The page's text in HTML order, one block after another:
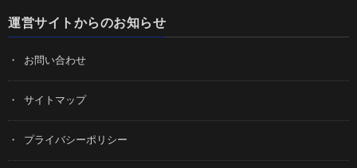
運営サイトからのお知らせ
お問い合わせ
サイトマップ
プライバシーポリシー